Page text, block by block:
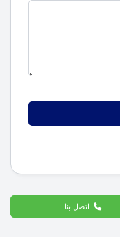
اتصل بنا